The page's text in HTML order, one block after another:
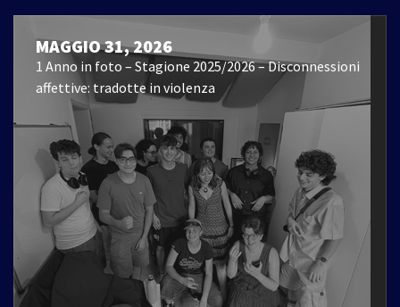
MAGGIO 31, 2026
1 Anno in foto – Stagione 2025/2026 – Disconnessioni
affettive: tradotte in violenza